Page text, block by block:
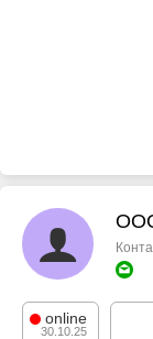
online
30.10.25